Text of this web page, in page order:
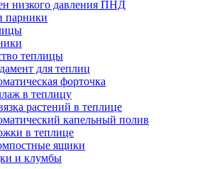
низкого давления ПНД
парники
теплицы
для теплиц
форточка
в теплицу
растений в теплице
капельный полив
в теплице
ящики
и клумбы